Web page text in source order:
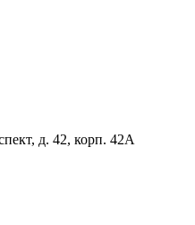
д. 42, корп. 42А